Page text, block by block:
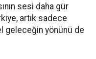
sesi daha gür
artık sadece
geleceğin yönünü de